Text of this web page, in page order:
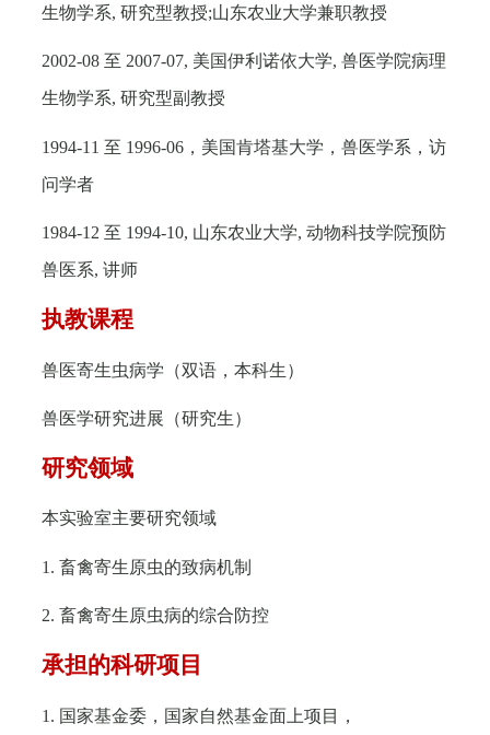
生物学系, 研究型教授;山东农业大学兼职教授
2002-08 至 2007-07, 美国伊利诺依大学, 兽医学院病理
生物学系, 研究型副教授
1994-11 至 1996-06，美国肯塔基大学，兽医学系，访
问学者
1984-12 至 1994-10, 山东农业大学, 动物科技学院预防
兽医系, 讲师
执教课程
兽医寄生虫病学（双语，本科生）
兽医学研究进展（研究生）
研究领域
本实验室主要研究领域
1. 畜禽寄生原虫的致病机制
2. 畜禽寄生原虫病的综合防控
承担的科研项目
1. 国家基金委，国家自然基金面上项目，